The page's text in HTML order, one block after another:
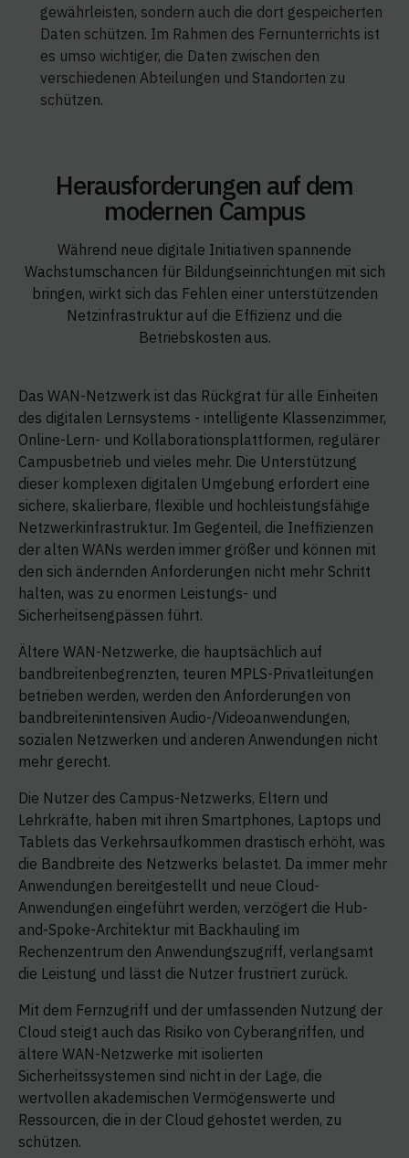
gewährleisten, sondern auch die dort gespeicherten
Daten schützen. Im Rahmen des Fernunterrichts ist
es umso wichtiger, die Daten zwischen den
verschiedenen Abteilungen und Standorten zu
schützen.
Herausforderungen auf dem
modernen Campus
Während neue digitale Initiativen spannende
Wachstumschancen für Bildungseinrichtungen mit sich
bringen, wirkt sich das Fehlen einer unterstützenden
Netzinfrastruktur auf die Effizienz und die
Betriebskosten aus.
Das WAN-Netzwerk ist das Rückgrat für alle Einheiten
des digitalen Lernsystems - intelligente Klassenzimmer,
Online-Lern- und Kollaborationsplattformen, regulärer
Campusbetrieb und vieles mehr. Die Unterstützung
dieser komplexen digitalen Umgebung erfordert eine
sichere, skalierbare, flexible und hochleistungsfähige
Netzwerkinfrastruktur. Im Gegenteil, die Ineffizienzen
der alten WANs werden immer größer und können mit
den sich ändernden Anforderungen nicht mehr Schritt
halten, was zu enormen Leistungs- und
Sicherheitsengpässen führt.
Ältere WAN-Netzwerke, die hauptsächlich auf
bandbreitenbegrenzten, teuren MPLS-Privatleitungen
betrieben werden, werden den Anforderungen von
bandbreitenintensiven Audio-/Videoanwendungen,
sozialen Netzwerken und anderen Anwendungen nicht
mehr gerecht.
Die Nutzer des Campus-Netzwerks, Eltern und
Lehrkräfte, haben mit ihren Smartphones, Laptops und
Tablets das Verkehrsaufkommen drastisch erhöht, was
die Bandbreite des Netzwerks belastet. Da immer mehr
Anwendungen bereitgestellt und neue Cloud-
Anwendungen eingeführt werden, verzögert die Hub-
and-Spoke-Architektur mit Backhauling im
Rechenzentrum den Anwendungszugriff, verlangsamt
die Leistung und lässt die Nutzer frustriert zurück.
Mit dem Fernzugriff und der umfassenden Nutzung der
Cloud steigt auch das Risiko von Cyberangriffen, und
ältere WAN-Netzwerke mit isolierten
Sicherheitssystemen sind nicht in der Lage, die
wertvollen akademischen Vermögenswerte und
Ressourcen, die in der Cloud gehostet werden, zu
schützen.